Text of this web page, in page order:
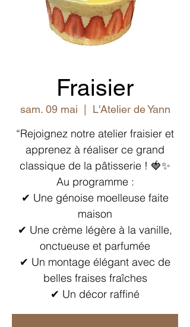
Fraisier
sam. 09 mai L'Atelier de Yann
“Rejoignez notre atelier fraisier et
apprenez à réaliser ce grand
classique de la pâtisserie ! 🍓✨
Au programme :
✔ Une génoise moelleuse faite
maison
✔ Une crème légère à la vanille,
onctueuse et parfumée
✔ Un montage élégant avec de
belles fraises fraîches
✔ Un décor raffiné